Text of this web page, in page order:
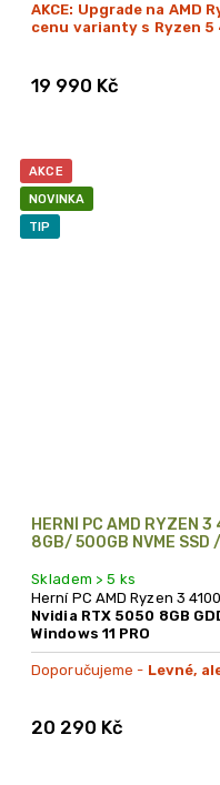
19 990 Kč
AKCE: Upgrade na AMD
cenu varianty s Ryzen 5
AKCE
NOVINKA
TIP
HERNÍ PC AMD RYZEN
8GB/ 500GB NVME SSD
Skladem > 5 ks
20 290 Kč
Herní PC AMD Ryzen 3 4100
Nvidia RTX 5050 8GB
Windows 11 PRO
Doporučujeme - Levné,